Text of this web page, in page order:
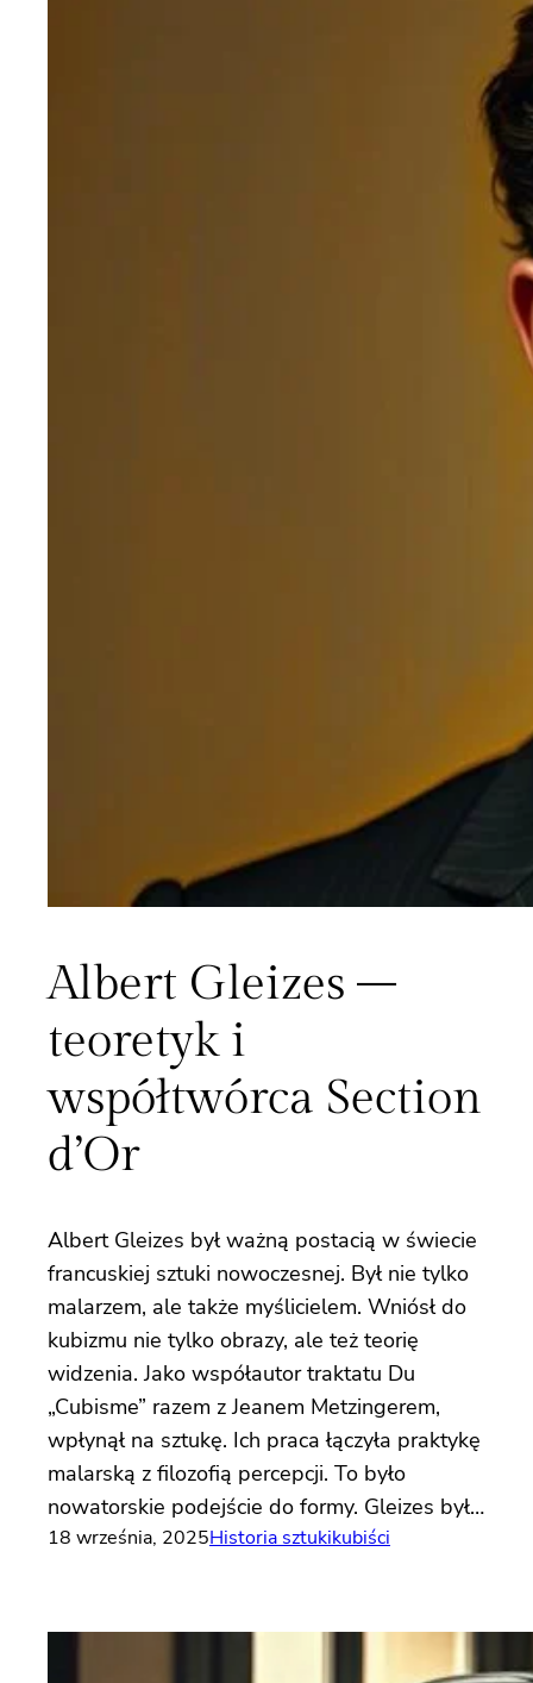
Albert Gleizes –
teoretyk i
współtwórca Section
d’Or
Albert Gleizes był ważną postacią w świecie
francuskiej sztuki nowoczesnej. Był nie tylko
malarzem, ale także myślicielem. Wniósł do
kubizmu nie tylko obrazy, ale też teorię
widzenia. Jako współautor traktatu Du
„Cubisme” razem z Jeanem Metzingerem,
wpłynął na sztukę. Ich praca łączyła praktykę
malarską z filozofią percepcji. To było
nowatorskie podejście do formy. Gleizes był…
18 września, 2025Historia sztukikubiści